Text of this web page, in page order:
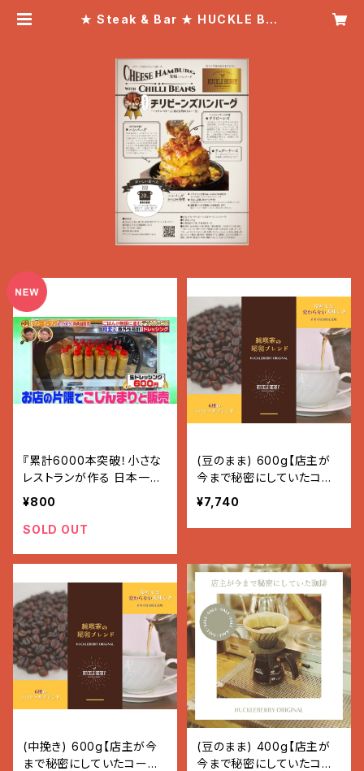
★ Steak & Bar ★ HUCKLE BER
『累計6000本突破！小さな
レストランが作る 日本一
の”ドレッシング”』
¥800
SOLD OUT
(豆のまま) 600g【店主が
今まで秘密にしていたコー
ヒー】
¥7,740
(中挽き) 600g【店主が今
まで秘密にしていたコーヒ
(豆のまま) 400g【店主が
今まで秘密にしていたコー